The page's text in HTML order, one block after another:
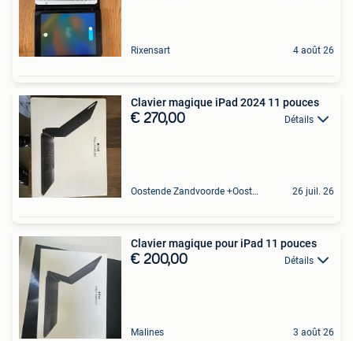
Rixensart 4 août 26
Clavier magique iPad 2024 11 pouces
€ 270,00 Détails
Oostende Zandvoorde +Oostende 26 juil. 26
Clavier magique pour iPad 11 pouces
€ 200,00 Détails
Malines 3 août 26